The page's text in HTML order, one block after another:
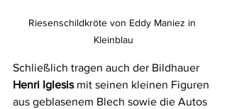
Riesenschildkröte von Eddy Maniez in
Kleinblau
Schließlich tragen auch der Bildhauer
Henri Iglesis mit seinen kleinen Figuren
aus geblasenem Blech sowie die Autos